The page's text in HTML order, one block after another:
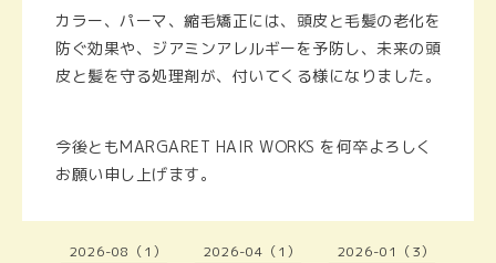
カラー、パーマ、縮毛矯正には、頭皮と毛髪の老化を
防ぐ効果や、ジアミンアレルギーを予防し、未来の頭
皮と髪を守る処理剤が、付いてくる様になりました。
今後ともMARGARET HAIR WORKS を何卒よろしく
お願い申し上げます。
2026-08（1） 2026-04（1） 2026-01（3）